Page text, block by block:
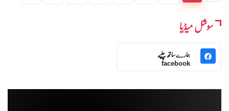
سوشل میڈیا
ہمارے ساتھ چلیے
facebook